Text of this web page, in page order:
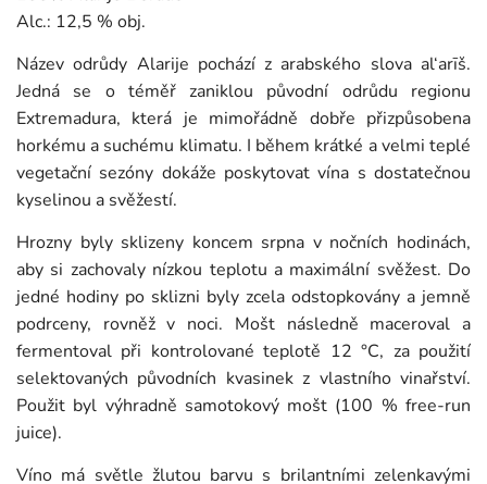
Alc.: 12,5 % obj.
Název odrůdy Alarije pochází z arabského slova al‘arīš.
Jedná se o téměř zaniklou původní odrůdu regionu
Extremadura, která je mimořádně dobře přizpůsobena
horkému a suchému klimatu. I během krátké a velmi teplé
vegetační sezóny dokáže poskytovat vína s dostatečnou
kyselinou a svěžestí.
Hrozny byly sklizeny koncem srpna v nočních hodinách,
aby si zachovaly nízkou teplotu a maximální svěžest. Do
jedné hodiny po sklizni byly zcela odstopkovány a jemně
podrceny, rovněž v noci. Mošt následně maceroval a
fermentoval při kontrolované teplotě 12 °C, za použití
selektovaných původních kvasinek z vlastního vinařství.
Použit byl výhradně samotokový mošt (100 % free-run
juice).
Víno má světle žlutou barvu s brilantními zelenkavými